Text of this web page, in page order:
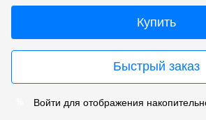
Купить
Быстрый заказ
Войти для отображения